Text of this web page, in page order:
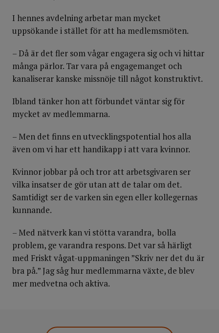
I hennes avdelning arbetar man mycket
uppsökande i stället för att ha medlemsmöten.
– Då är det fler som vågar engagera sig och vi hittar
många pärlor. Tar vara på engagemanget och
kanaliserar kanske missnöje till något konstruktivt.
Ibland tänker hon att förbundet väntar sig för
mycket av medlemmarna.
– Men det finns en utvecklingspotential hos alla
även om vi har ett handikapp i att vara kvinnor.
Kvinnor jobbar på och tror att arbetsgivaren ser
vilka insatser de gör utan att de talar om det.
Samtidigt ser de varken sin egen eller kollegernas
kunnande.
– Med nätverk kan vi stötta varandra, bolla
problem, ge varandra respons. Det var så härligt
med Friskt vågat-uppmaningen ”Skriv ner det du är
bra på.” Jag såg hur medlemmarna växte, de blev
mer medvetna och aktiva.